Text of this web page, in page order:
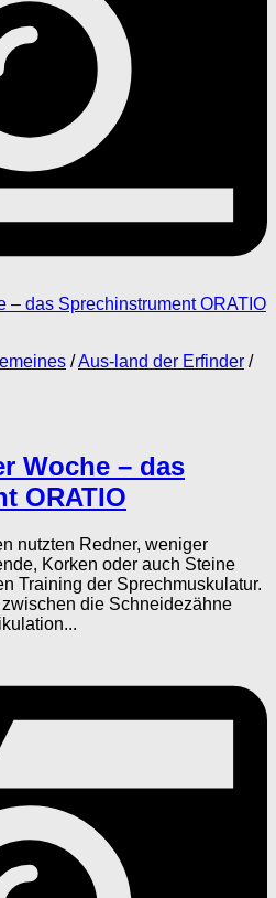
/Aus-land der Erfinder /
Woche – das
ORATIO
nutzten Redner, weniger
Korken oder auch Steine
Training der Sprechmuskulatur.
die Schneidezähne